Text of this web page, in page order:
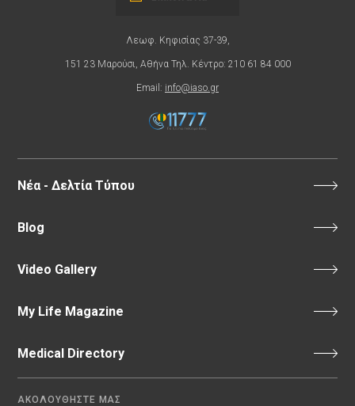
Λεωφ. Κηφισίας 37-39,
151 23 Μαρούσι, Αθήνα Τηλ. Κέντρο: 210 61 84 000
Email: info@iaso.gr
Νέα - Δελτία Τύπου
Blog
Video Gallery
My Life Magazine
Medical Directory
ΑΚΟΛΟΥΘΗΣΤΕ ΜΑΣ